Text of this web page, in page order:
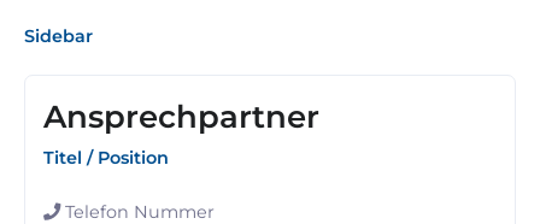
Sidebar
Ansprechpartner
Titel / Position
Telefon Nummer